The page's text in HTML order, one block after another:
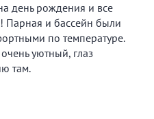
день рождения и все
Парная и бассейн были
по температуре.
уютный, глаз
там.